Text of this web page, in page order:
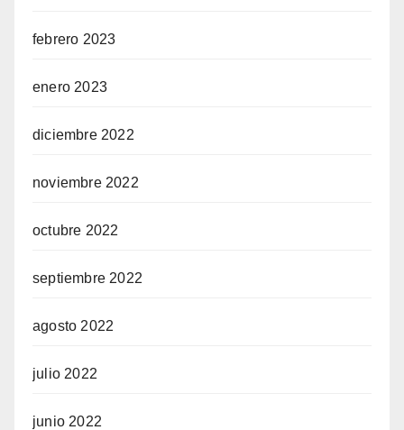
febrero 2023
enero 2023
diciembre 2022
noviembre 2022
octubre 2022
septiembre 2022
agosto 2022
julio 2022
junio 2022